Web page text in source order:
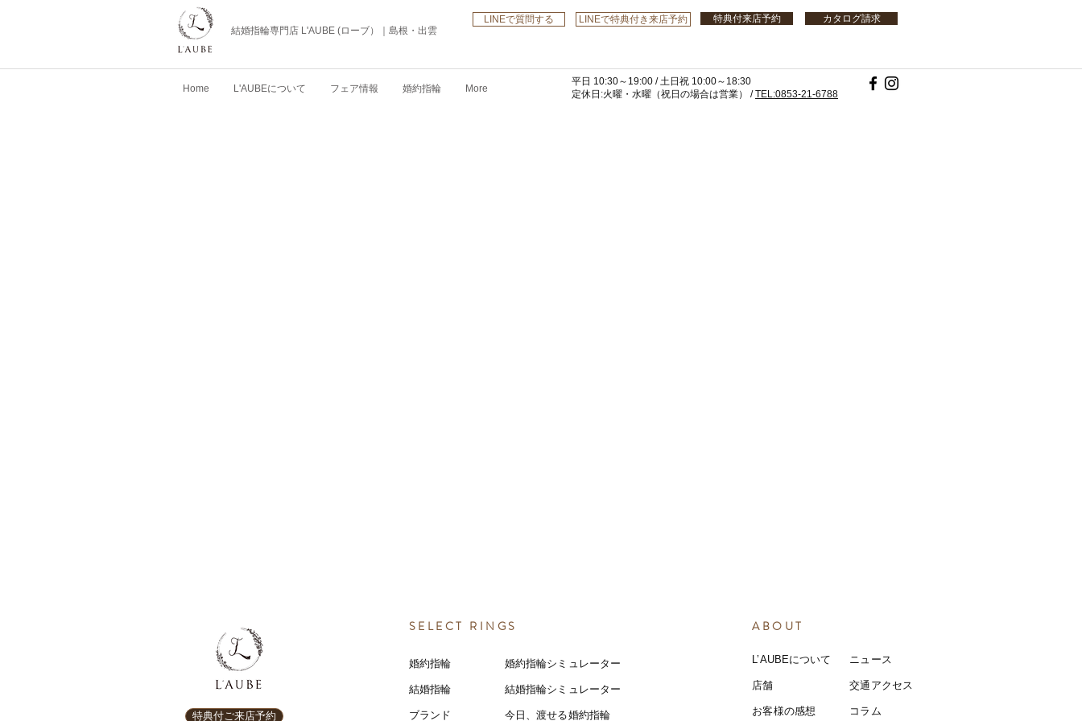
結婚指輪専門店 L'AUBE (ローブ）｜島根・出雲
LINEで質問する LINEで特典付き来店予約 特典付来店予約 カタログ請求
Home L'AUBEについて フェア情報 婚約指輪 More
平日 10:30～19:00 /土日祝 10:00～18:30
​定休日:火曜・水曜 （祝日の場合は営業） /TEL:0853-21-6788
特典付ご来店予約
SELECT RINGS
婚約指輪
結婚指輪
ブランド
婚約指輪シミュレーター
結婚指輪シミ ュ レーター
今日、渡せる婚約指輪
ABOUT
L’AUBEについて
店舗
お客様の感想
​ニュース
​交通アクセス
コラム